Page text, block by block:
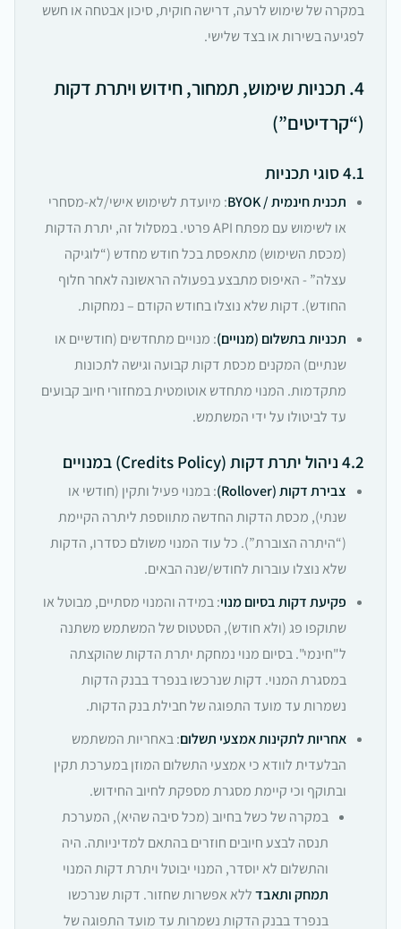
במקרה של שימוש לרעה, דרישה חוקית, סיכון אבטחה או חשש
לפגיעה בשירות או בצד שלישי.
4. תכניות שימוש, תמחור, חידוש ויתרת דקות
(“קרדיטים”)
4.1 סוגי תכניות
תכנית חינמית / BYOK
: מיועדת לשימוש אישי/לא-מסחרי
או לשימוש עם מפתח API פרטי. במסלול זה, יתרת הדקות
(מכסת השימוש) מתאפסת בכל חודש מחדש (“לוגיקה
עצלה” - האיפוס מתבצע בפעולה הראשונה לאחר חלוף
החודש). דקות שלא נוצלו בחודש הקודם – נמחקות.
תכניות בתשלום (מנויים): מנויים מתחדשים (חודשיים או
שנתיים) המקנים מכסת דקות קבועה וגישה לתכונות
מתקדמות. המנוי מתחדש אוטומטית במחזורי חיוב קבועים
עד לביטולו על ידי המשתמש.
4.2 ניהול יתרת דקות (Credits Policy) במנויים
צבירת דקות (Rollover)
: במנוי פעיל ותקין (חודשי או
שנתי), מכסת הדקות החדשה מתווספת ליתרה הקיימת
(“היתרה הצוברת”). כל עוד המנוי משולם כסדרו, הדקות
שלא נוצלו עוברות לחודש/שנה הבאים.
פקיעת דקות בסיום מנוי: במידה והמנוי מסתיים, מבוטל או
שתוקפו פג (ולא חודש), הסטטוס של המשתמש משתנה
ל"חינמי". בסיום מנוי נמחקת יתרת הדקות שהוקצתה
במסגרת המנוי. דקות שנרכשו בנפרד בבנק הדקות
נשמרות עד מועד התפוגה של חבילת בנק הדקות.
אחריות לתקינות אמצעי תשלום: באחריות המשתמש
הבלעדית לוודא כי אמצעי התשלום המוזן במערכת תקין
ובתוקף וכי קיימת מסגרת מספקת לחיוב החידוש.
במקרה של כשל בחיוב (מכל סיבה שהיא), המערכת
תנסה לבצע חיובים חוזרים בהתאם למדיניותה. היה
והתשלום לא יוסדר, המנוי יבוטל ויתרת דקות המנוי
תמחק ותאבדללא אפשרות שחזור. דקות שנרכשו
בנפרד בבנק הדקות נשמרות עד מועד התפוגה של